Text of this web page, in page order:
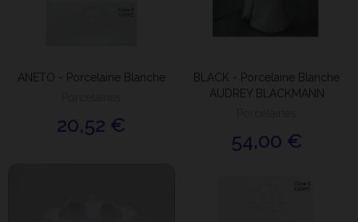
ANETO - Porcelaine Blanche
20,52 €
BLACK - Porcelaine Blanche
AUDREY BLACKMANN
54,00 €